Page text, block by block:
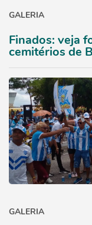
GALERIA
Finados: veja
cemitérios de
GALERIA